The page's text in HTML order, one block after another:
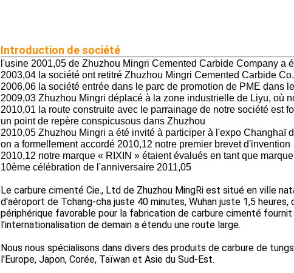
Introduction de société
l'usine 2001,05 de Zhuzhou Mingri Cemented Carbide Company a
2003,04 la société ont retitré Zhuzhou Mingri Cemented Carbide
2006,06 la société entrée dans le parc de promotion de PME dans
2009,03 Zhuzhou Mingri déplacé à la zone industrielle de Liyu, où
2010,01 la route construite avec le parrainage de notre société est
un point de repère conspicusous dans Zhuzhou
2010,05 Zhuzhou Mingri a été invité à participer à l'expo Changhaï
on a formellement accordé 2010,12 notre premier brevet d'invention
2010,12 notre marque « RIXIN » étaient évalués en tant que
10ème célébration de l'anniversaire 2011,05
Le carbure cimenté Cie., Ltd de Zhuzhou MingRi est situé en ville
d'aéroport de Tchang-cha juste 40 minutes, Wuhan juste 1,5 heures,
périphérique favorable pour la fabrication de carbure cimenté
l'internationalisation de demain a étendu une route large.
Nous nous spécialisons dans divers des produits de carbure de
l'Europe, Japon, Corée, Taïwan et Asie du Sud-Est.